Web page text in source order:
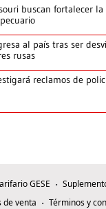
buscan fortalecer
al país tras ser
rusas
reclamos de
GESE
de venta
Términos y